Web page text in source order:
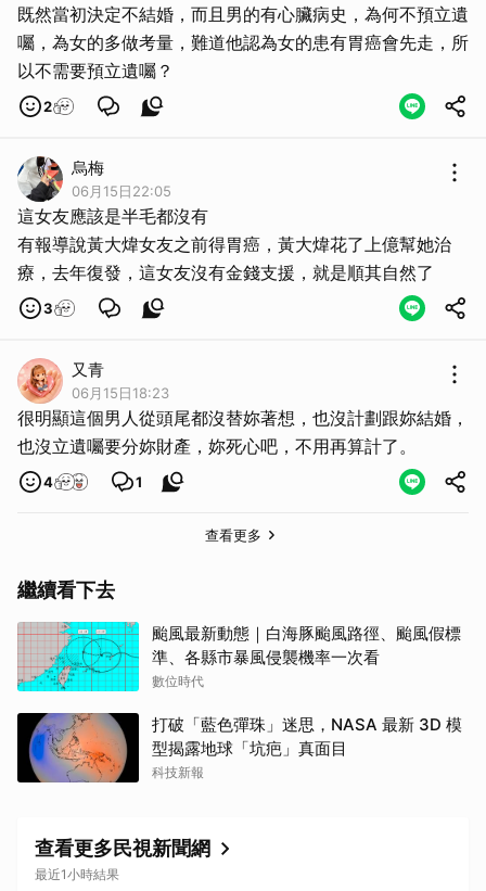
既然當初決定不結婚，而且男的有心臟病史，為何不預立遺
囑，為女的多做考量，難道他認為女的患有胃癌會先走，所
以不需要預立遺囑？
2
烏梅
06月15日22:05
這女友應該是半毛都沒有
有報導說黃大煒女友之前得胃癌，黃大煒花了上億幫她治
療，去年復發，這女友沒有金錢支援，就是順其自然了
3
又青
06月15日18:23
很明顯這個男人從頭尾都沒替妳著想，也沒計劃跟妳結婚，
也沒立遺囑要分妳財產，妳死心吧，不用再算計了。
4 1
查看更多
繼續看下去
颱風最新動態｜白海豚颱風路徑、颱風假標
準、各縣市暴風侵襲機率一次看
數位時代
打破「藍色彈珠」迷思，NASA 最新 3D 模
型揭露地球「坑疤」真面目
科技新報
查看更多民視新聞網
最近1小時結果